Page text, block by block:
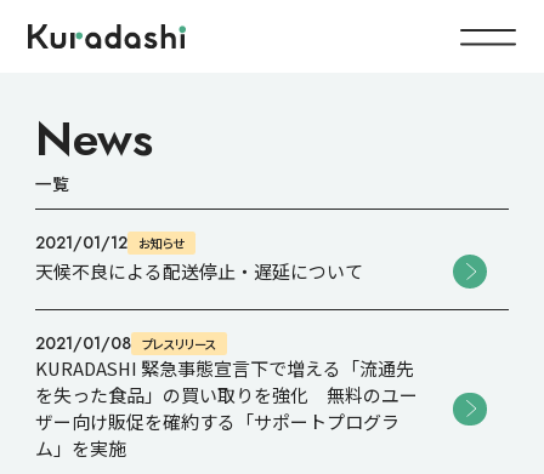
Top
Service
Food
Energy
Impact
Company
IR
News
一覧
2021/01/12 お知らせ
天候不良による配送停止・遅延について
2021/01/08 プレスリリース
KURADASHI 緊急事態宣言下で増える「流通先
を失った食品」の買い取りを強化 無料のユー
ザー向け販促を確約する「サポートプログラ
ム」を実施